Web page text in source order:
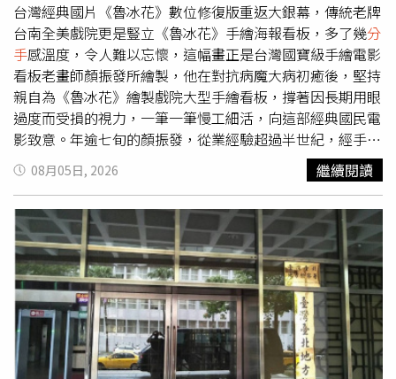
台灣經典國片《魯冰花》數位修復版重返大銀幕，傳統老牌
台南全美戲院更是豎立《魯冰花》手繪海報看板，多了幾分
手感溫度，令人難以忘懷，這幅畫正是台灣國寶級手繪電影
看板老畫師顏振發所繪製，他在對抗病魔大病初癒後，堅持
親自為《魯冰花》繪製戲院大型手繪看板，撐著因長期用眼
過度而受損的視力，一筆一筆慢工細活，向這部經典國民電
影致意。年逾七旬的顏振發，從業經驗超過半世紀，經手無
數電影手繪大看板。前年榮獲台北電影獎卓越貢獻獎時曾
說：「我把漫長的一生奉獻給電影，畫到眼睛看不見為
止。」當時的頒獎人金馬影后楊貴媚也透露，顏師傅長年在
騎樓下作畫，右眼視網膜早已因長期用眼過度而損壞，左眼
也是經雷射手術才搶救回來，如今僅能仰賴左眼視力持續創
作。據了解，前不久顏振發才剛歷經蜂窩性組織炎的病痛考
驗，身體仍在復原階段，卻仍決定接下《魯冰花》看板的繪
製工作。上週他再度出現全美戲院騎樓下畫看板時，就有人
拍照貼在社群分享驚呼：「顏師傅回來了！」其實促成這次
復出的關鍵，是全美戲院經營者吳俊漢的一番話。吳俊漢向
顏振發說明，《魯冰花》講述的正是一位懷抱繪畫天賦、卻
08月05日, 2026 繼續閱讀